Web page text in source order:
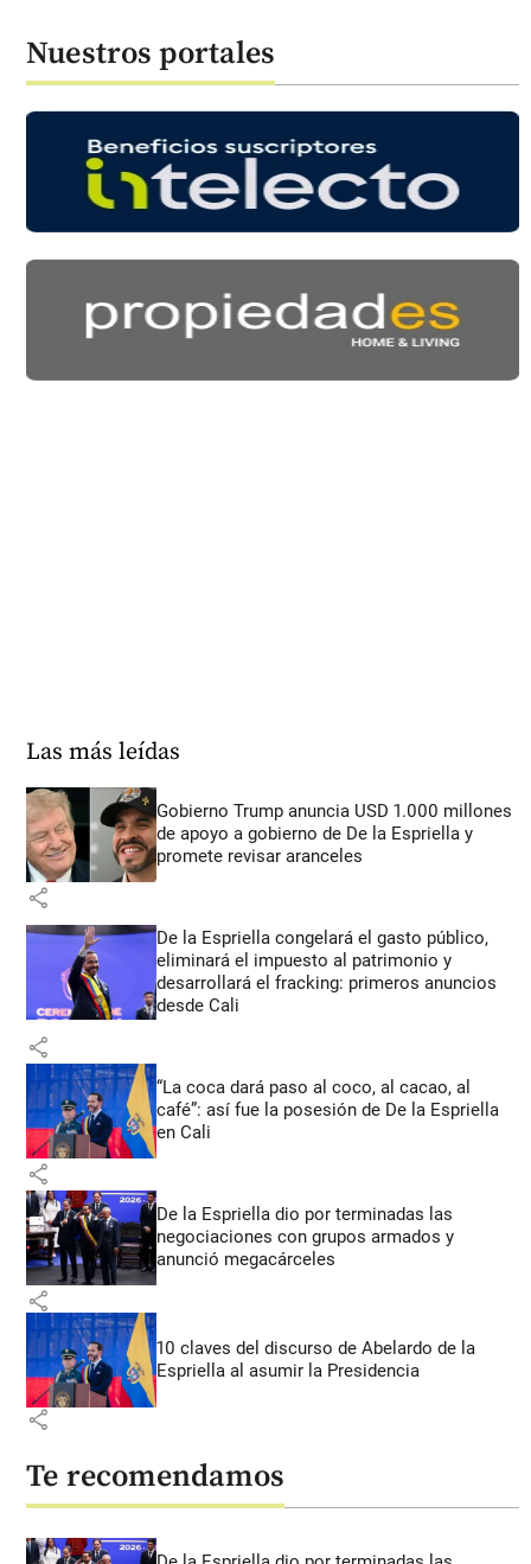
Nuestros portales
Las más leídas
Gobierno Trump anuncia USD 1.000 millones
de apoyo a gobierno de De la Espriella y
promete revisar aranceles
share
De la Espriella congelará el gasto público,
eliminará el impuesto al patrimonio y
desarrollará el fracking: primeros anuncios
desde Cali
share
“La coca dará paso al coco, al cacao, al
café”: así fue la posesión de De la Espriella
en Cali
share
De la Espriella dio por terminadas las
negociaciones con grupos armados y
anunció megacárceles
share
10 claves del discurso de Abelardo de la
Espriella al asumir la Presidencia
share
Te recomendamos